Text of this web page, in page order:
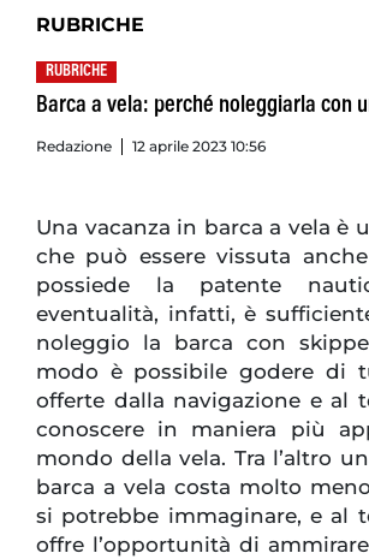
RUBRICHE
RUBRICHE
Barca a vela: perché noleggiarla con
Redazione 12 aprile 2023 10:56
Una vacanza in barca a vela è
che può essere vissuta
possiede la patente
eventualità, infatti, è
noleggio la barca con
modo è possibile godere di
offerte dalla navigazione e al
conoscere in maniera più
mondo della vela. Tra l’altro
barca a vela costa molto
si potrebbe immaginare, e al
offre l’opportunità di